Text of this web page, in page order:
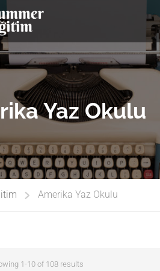
Yaz Okulu
Amerika Yaz Okulu
1-10 of 108 results